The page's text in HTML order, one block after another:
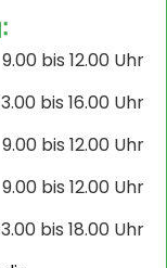
9.00 bis 12.00 Uhr
bis 16.00 Uhr
9.00 bis 12.00 Uhr
9.00 bis 12.00 Uhr
bis 18.00 Uhr